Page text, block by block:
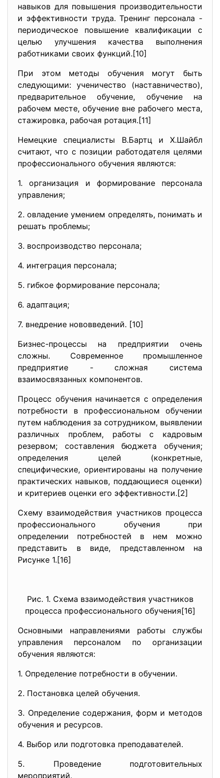
навыков для повышения производительности
и эффективности труда. Тренинг персонала -
периодическое по­вышение квалификации с
целью улучшения качества выполнения
работниками своих функций.[10]
При этом методы обучения могут быть
следующими: ученичество (наставничество),
предварительное обучение, обучение на
рабочем месте, обучение вне рабочего места,
стажировка, рабочая ротация.[11]
Немецкие специалисты В.Бартц и Х.Шайбл
считают, что с позиции работодателя целями
профессионального обучения являются:
1. организация и формирование персонала
управления;
2. овладение умением определять, понимать и
решать проблемы;
3. воспроизводство персонала;
4. интеграция персонала;
5. гибкое формирование персонала;
6. адаптация;
7. внедрение нововведений. [10]
Бизнес-процессы на предприятии очень
сложны. Современное промышленное
предприятие - сложная система
взаимосвязанных компонентов.
Процесс обучения начинается с определения
потребности в профессиональном обучении
путем наблюдения за сотрудником, выявлении
различных проблем, работы с кадровым
резервом; составления бюджета обучения;
определения целей (конкретные,
специфические, ориентированы на получение
практических навыков, поддающиеся оценки)
и критериев оценки его эффективности.[2]
Схему взаимодействия участников процесса
профессионального обучения при
определении потребностей в нем можно
представить в виде, представленном на
Рисунке 1.[16]
Рис. 1. Схема взаимодействия участников
процесса профессионального обучения[16]
Основными направлениями работы службы
управления персоналом по организации
обучения являются:
1. Определение потребности в обучении.
2. Постановка целей обучения.
3. Определение содержания, форм и методов
обучения и ресурсов.
4. Выбор или подготовка преподавателей.
5. Проведение подготовительных
мероприятий.